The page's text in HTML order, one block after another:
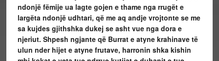
ndonjë fëmije ua lagte gojen e thame nga rrugët e
largëta ndonjë udhtari, që me aq andje vrojtonte se me
sa kujdes gjithshka dukej se asht vue nga dora e
njeriut. Shpesh ngjante që Burrat e atyne krahinave të
ulun nder hijet e atyne frutave, harronin shka kishin